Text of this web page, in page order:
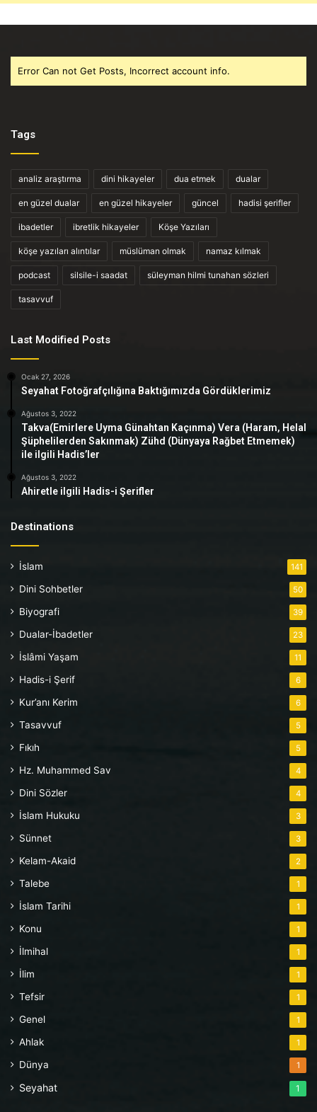
Error Can not Get Posts, Incorrect account info.
Tags
analiz araştırma dini hikayeler dua etmek dualar
en güzel dualar en güzel hikayeler güncel hadisi şerifler
ibadetler ibretlik hikayeler Köşe Yazıları
köşe yazıları alıntılar müslüman olmak namaz kılmak
podcast silsile-i saadat süleyman hilmi tunahan sözleri
tasavvuf
Last Modified Posts
Ocak 27, 2026
Seyahat Fotoğrafçılığına Baktığımızda Gördüklerimiz
Ağustos 3, 2022
Takva(Emirlere Uyma Günahtan Kaçınma) Vera (Haram, Helal
Şüphelilerden Sakınmak) Zühd (Dünyaya Rağbet Etmemek)
ile ilgili Hadis’ler
Ağustos 3, 2022
Ahiretle ilgili Hadis-i Şerifler
Destinations
İslam 141
Dini Sohbetler 50
Biyografi 39
Dualar-İbadetler 23
İslâmi Yaşam 11
Hadis-i Şerif 6
Kur’anı Kerim 6
Tasavvuf 5
Fıkıh 5
Hz. Muhammed Sav 4
Dini Sözler 4
İslam Hukuku 3
Sünnet 3
Kelam-Akaid 2
Talebe 1
İslam Tarihi 1
Konu 1
İlmihal 1
İlim 1
Tefsir 1
Genel 1
Ahlak 1
Dünya 1
Seyahat 1